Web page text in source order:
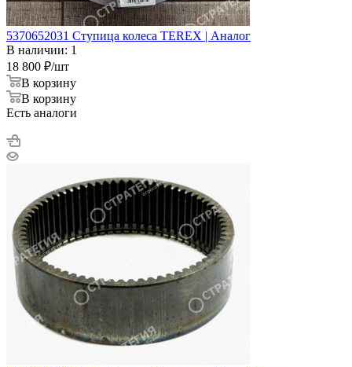
5370652031 Ступица колеса TEREX | Аналог
В наличии: 1
18 800 ₽/шт
В корзину
В корзину
Есть аналоги